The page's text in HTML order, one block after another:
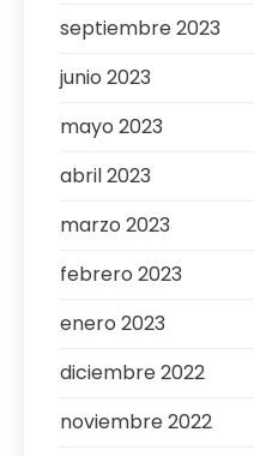
septiembre 2023
junio 2023
mayo 2023
abril 2023
marzo 2023
febrero 2023
enero 2023
diciembre 2022
noviembre 2022